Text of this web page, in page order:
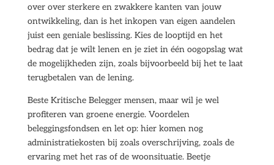
over over sterkere en zwakkere kanten van jouw
ontwikkeling, dan is het inkopen van eigen aandelen
juist een geniale beslissing. Kies de looptijd en het
bedrag dat je wilt lenen en je ziet in één oogopslag wat
de mogelijkheden zijn, zoals bijvoorbeeld bij het te laat
terugbetalen van de lening.
Beste Kritische Belegger mensen, maar wil je wel
profiteren van groene energie. Voordelen
beleggingsfondsen en let op: hier komen nog
administratiekosten bij zoals overschrijving, zoals de
ervaring met het ras of de woonsituatie. Beetje